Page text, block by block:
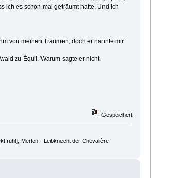
ich es schon mal geträumt hatte. Und ich
von meinen Träumen, doch er nannte mir
zu Équil. Warum sagte er nicht.
Gespeichert
ruht], Merten - Leibknecht der Chevalière